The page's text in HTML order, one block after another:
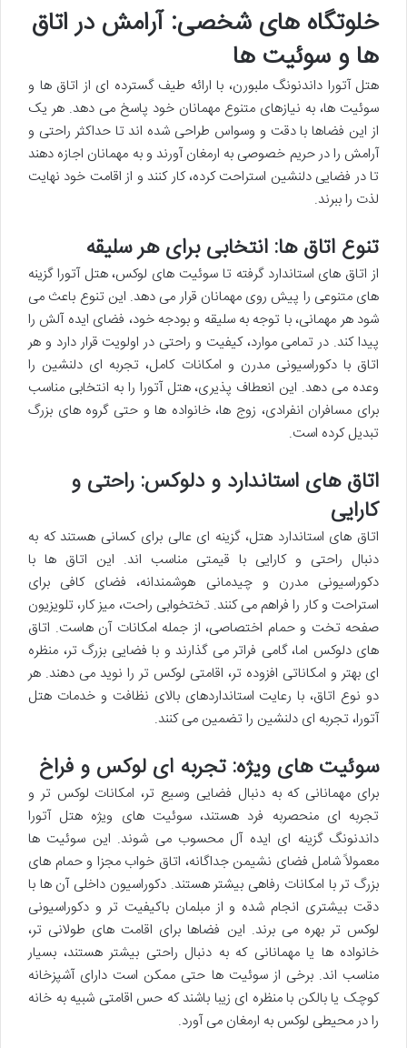
خلوتگاه های شخصی: آرامش در اتاق
ها و سوئیت ها
هتل آتورا داندنونگ ملبورن، با ارائه طیف گسترده ای از اتاق ها و
سوئیت ها، به نیازهای متنوع مهمانان خود پاسخ می دهد. هر یک
از این فضاها با دقت و وسواس طراحی شده اند تا حداکثر راحتی و
آرامش را در حریم خصوصی به ارمغان آورند و به مهمانان اجازه دهند
تا در فضایی دلنشین استراحت کرده، کار کنند و از اقامت خود نهایت
لذت را ببرند.
تنوع اتاق ها: انتخابی برای هر سلیقه
از اتاق های استاندارد گرفته تا سوئیت های لوکس، هتل آتورا گزینه
های متنوعی را پیش روی مهمانان قرار می دهد. این تنوع باعث می
شود هر مهمانی، با توجه به سلیقه و بودجه خود، فضای ایده آلش را
پیدا کند. در تمامی موارد، کیفیت و راحتی در اولویت قرار دارد و هر
اتاق با دکوراسیونی مدرن و امکانات کامل، تجربه ای دلنشین را
وعده می دهد. این انعطاف پذیری، هتل آتورا را به انتخابی مناسب
برای مسافران انفرادی، زوج ها، خانواده ها و حتی گروه های بزرگ
تبدیل کرده است.
اتاق های استاندارد و دلوکس: راحتی و
کارایی
اتاق های استاندارد هتل، گزینه ای عالی برای کسانی هستند که به
دنبال راحتی و کارایی با قیمتی مناسب اند. این اتاق ها با
دکوراسیونی مدرن و چیدمانی هوشمندانه، فضای کافی برای
استراحت و کار را فراهم می کنند. تختخوابی راحت، میز کار، تلویزیون
صفحه تخت و حمام اختصاصی، از جمله امکانات آن هاست. اتاق
های دلوکس اما، گامی فراتر می گذارند و با فضایی بزرگ تر، منظره
ای بهتر و امکاناتی افزوده تر، اقامتی لوکس تر را نوید می دهند. هر
دو نوع اتاق، با رعایت استانداردهای بالای نظافت و خدمات هتل
آتورا، تجربه ای دلنشین را تضمین می کنند.
سوئیت های ویژه: تجربه ای لوکس و فراخ
برای مهمانانی که به دنبال فضایی وسیع تر، امکانات لوکس تر و
تجربه ای منحصربه فرد هستند، سوئیت های ویژه هتل آتورا
داندنونگ گزینه ای ایده آل محسوب می شوند. این سوئیت ها
معمولاً شامل فضای نشیمن جداگانه، اتاق خواب مجزا و حمام های
بزرگ تر با امکانات رفاهی بیشتر هستند. دکوراسیون داخلی آن ها با
دقت بیشتری انجام شده و از مبلمان باکیفیت تر و دکوراسیونی
لوکس تر بهره می برند. این فضاها برای اقامت های طولانی تر،
خانواده ها یا مهمانانی که به دنبال راحتی بیشتر هستند، بسیار
مناسب اند. برخی از سوئیت ها حتی ممکن است دارای آشپزخانه
کوچک یا بالکن با منظره ای زیبا باشند که حس اقامتی شبیه به خانه
را در محیطی لوکس به ارمغان می آورد.